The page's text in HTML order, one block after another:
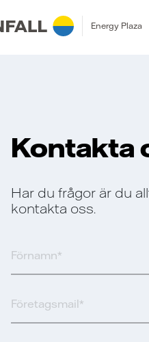
Energy Plaza
Kontakta
Har du frågor är du
kontakta oss.